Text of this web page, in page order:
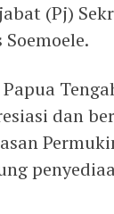
(Pj)
Papua
dan